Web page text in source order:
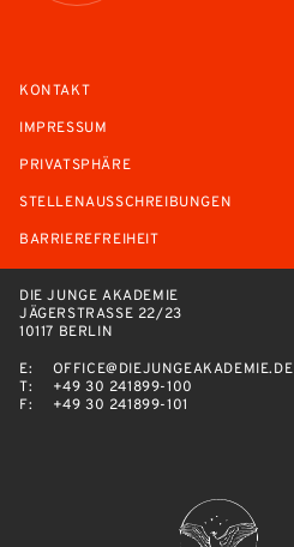
KONTAKT
IMPRESSUM
PRIVATSPHÄRE
STELLENAUSSCHREIBUNGEN
BARRIEREFREIHEIT
DIE JUNGE AKADEMIE
JÄGERSTRASSE 22/23
10117 BERLIN
E:
OFFICE@DIEJUNGEAKADEMIE.DE
T:
+49 30 241899-100
F:
+49 30 241899-101